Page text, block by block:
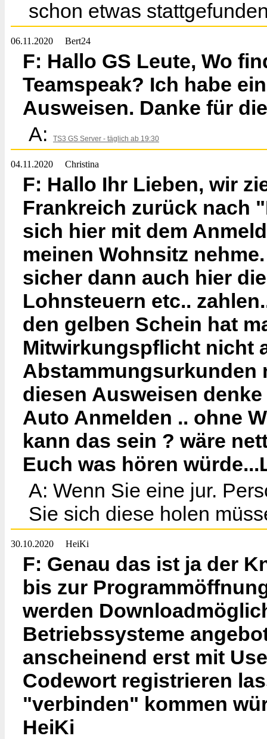
schon etwas
06.11.2020 Bert24
F: Hallo GS Leute, Wo
Teamspeak? Ich habe
Ausweisen. Danke für
A:
TS3 GS Server - täglich ab 19:30
04.11.2020 Christina
F: Hallo Ihr Lieben, wir
Frankreich zurück nach
sich hier mit dem
meinen Wohnsitz
sicher dann auch hier
Lohnsteuern etc..
den gelben Schein hat
Mitwirkungspflicht nicht
Abstammungsurkunden
diesen Ausweisen
Auto Anmelden .. ohne
kann das sein ? wäre
Euch was hören
A: Wenn Sie eine jur.
Sie sich diese holen
30.10.2020 HeiKi
F: Genau das ist ja der
bis zur
werden
Betriebssysteme
anscheinend erst mit
Codewort registrieren
"verbinden" kommen
HeiKi